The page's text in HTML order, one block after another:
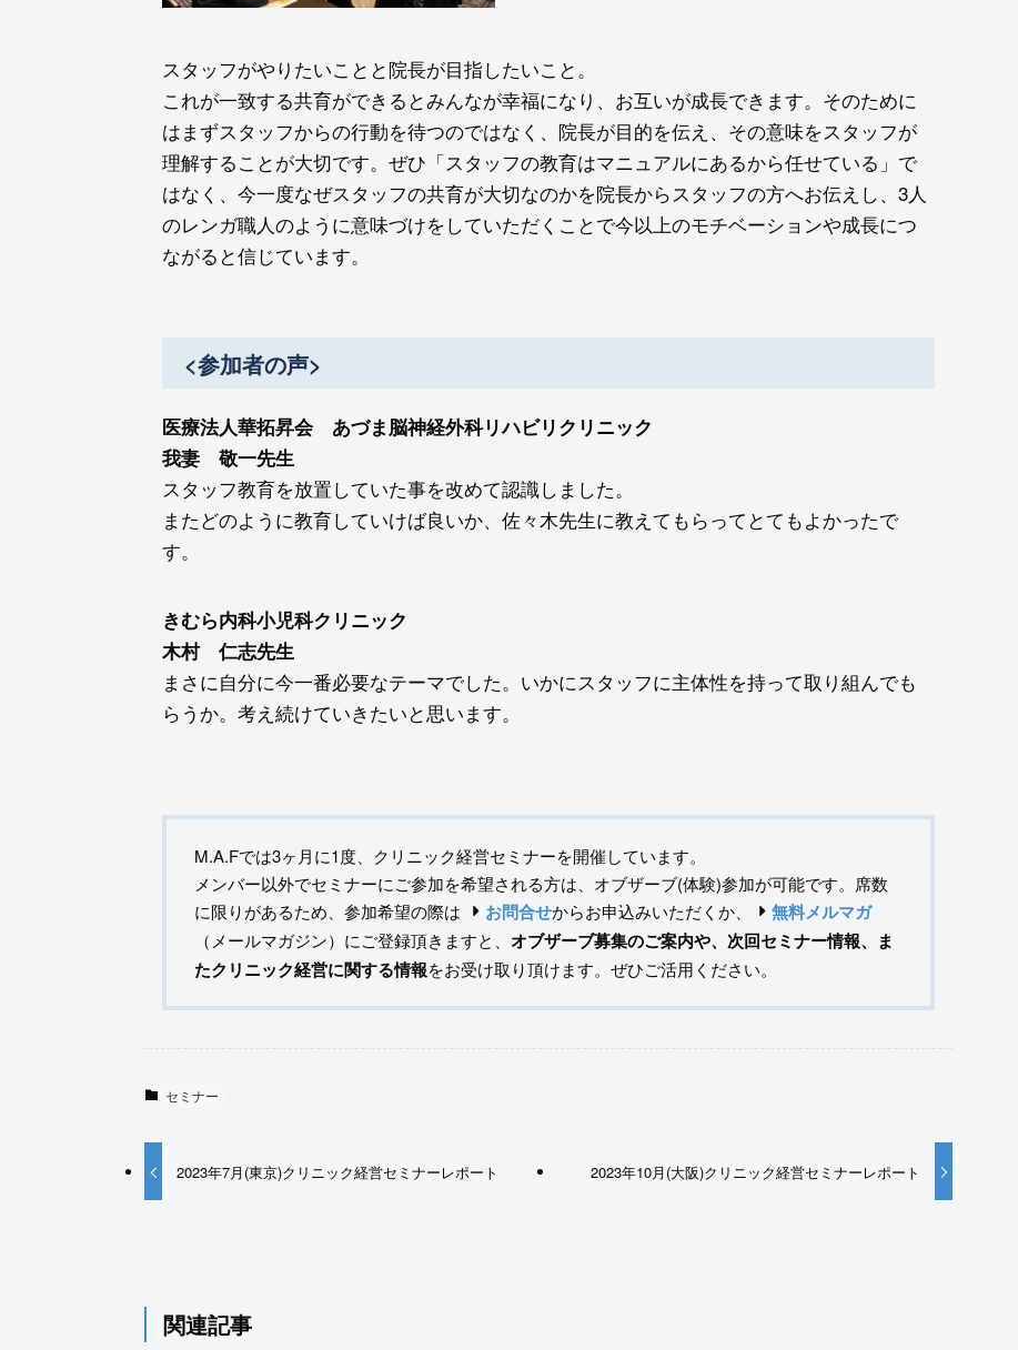
スタッフがやりたいことと院長が目指したいこと。
これが一致する共育ができるとみんなが幸福になり、お互いが成長できます。そのために
はまずスタッフからの行動を待つのではなく、院長が目的を伝え、その意味をスタッフが
理解することが大切です。ぜひ「スタッフの教育はマニュアルにあるから任せている」で
はなく、今一度なぜスタッフの共育が大切なのかを院長からスタッフの方へお伝えし、3人
のレンガ職人のように意味づけをしていただくことで今以上のモチベーションや成長につ
ながると信じています。
<参加者の声>
医療法人華拓昇会 あづま脳神経外科リハビリクリニック
我妻 敬一先生
スタッフ教育を放置していた事を改めて認識しました。
またどのように教育していけば良いか、佐々木先生に教えてもらってとてもよかったで
す。
きむら内科小児科クリニック
木村 仁志先生
まさに自分に今一番必要なテーマでした。いかにスタッフに主体性を持って取り組んでも
らうか。考え続けていきたいと思います。
M.A.Fでは3ヶ月に1度、クリニック経営セミナーを開催しています。
メンバー以外でセミナーにご参加を希望される方は、オブザーブ(体験)参加が可能です。席数
に限りがあるため、参加希望の際は
お問合せからお申込みいただくか、 無料メルマガ
（メールマガジン）にご登録頂きますと、 オブザーブ募集のご案内や、次回セミナー情報、ま
たクリニック経営に関する情報をお受け取り頂けます。ぜひご活用ください。
セミナー
2023年7月(東京)クリニック経営セミナーレポート 2023年10月(大阪)クリニック経営セミナーレポート
関連記事